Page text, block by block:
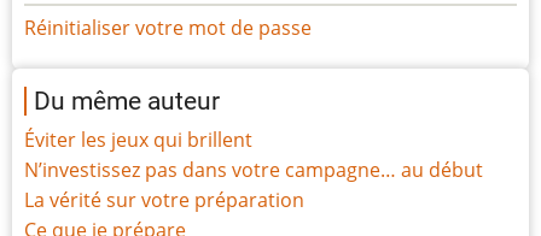
Réinitialiser votre mot de passe
Du même auteur
Éviter les jeux qui brillent
N’investissez pas dans votre campagne… au début
La vérité sur votre préparation
Ce que je prépare